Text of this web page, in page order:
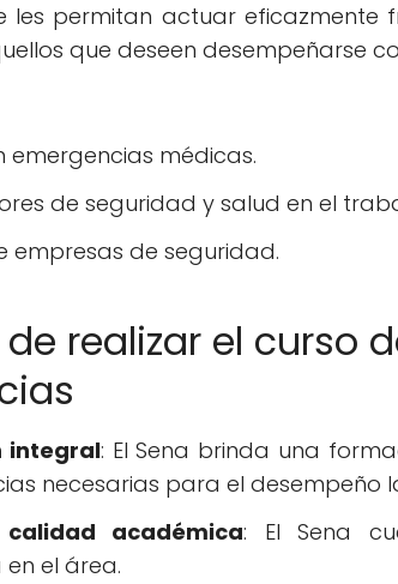
les permitan actuar eficazmente
que deseen desempeñarse
emergencias médicas.
de seguridad y salud en el
empresas de seguridad.
realizar el curso
integral: El Sena brinda una
necesarias para el desempeño
calidad académica: El Sena
en el área.